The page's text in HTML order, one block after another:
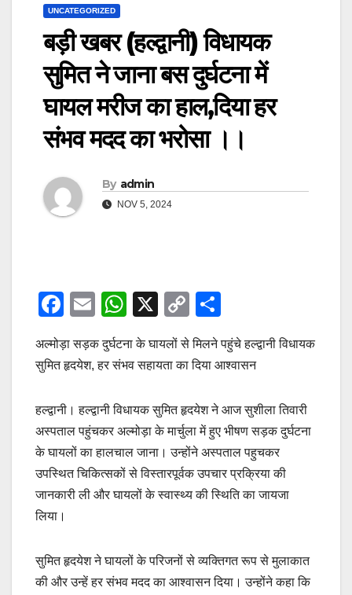
UNCATEGORIZED
बड़ी खबर (हल्द्वानी) विधायक
सुमित ने जाना बस दुर्घटना में
घायल मरीज का हाल,दिया हर
संभव मदद का भरोसा ।।
By admin
NOV 5, 2024
F
c
e
b
o
o
k
E
m
ail
W
h
at
A
p
p
X
C
p
y
Li
n
k
ar
अल्मोड़ा सड़क दुर्घटना के घायलों से मिलने पहुंचे हल्द्वानी विधायक
सुमित हृदयेश, हर संभव सहायता का दिया आश्वासन
हल्द्वानी। हल्द्वानी विधायक सुमित हृदयेश ने आज सुशीला तिवारी
अस्पताल पहुंचकर अल्मोड़ा के मार्चुला में हुए भीषण सड़क दुर्घटना
के घायलों का हालचाल जाना। उन्होंने अस्पताल पहुचकर
उपस्थित चिकित्सकों से विस्तारपूर्वक उपचार प्रक्रिया की
जानकारी ली और घायलों के स्वास्थ्य की स्थिति का जायजा
लिया।
सुमित हृदयेश ने घायलों के परिजनों से व्यक्तिगत रूप से मुलाकात
की और उन्हें हर संभव मदद का आश्वासन दिया। उन्होंने कहा कि